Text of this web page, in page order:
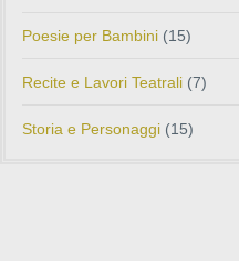
Poesie per Bambini (15)
Recite e Lavori Teatrali (7)
Storia e Personaggi (15)